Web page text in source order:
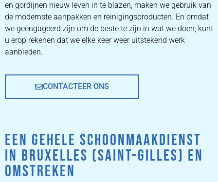
PRIJZEN
en gordijnen nieuw leven in te blazen, maken we gebruik van
de modernste aanpakken en reinigingsproducten. En omdat
we geëngageerd zijn om de beste te zijn in wat we doen, kunt
u erop rekenen dat we elke keer weer uitstekend werk
aanbieden.
CONTACTEER ONS
EEN GEHELE SCHOONMAAKDIENST
IN BRUXELLES (SAINT-GILLES) EN
OMSTREKEN